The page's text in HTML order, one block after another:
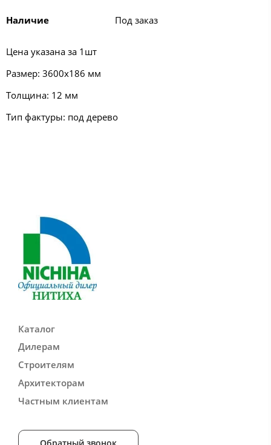
Наличие Под заказ
Цена указана за 1шт
Размер: 3600х186 мм
Толщина: 12 мм
Тип фактуры: под дерево
Каталог
Дилерам
Строителям
Архитекторам
Частным клиентам